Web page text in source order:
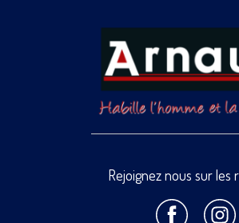
Rejoignez nous sur les